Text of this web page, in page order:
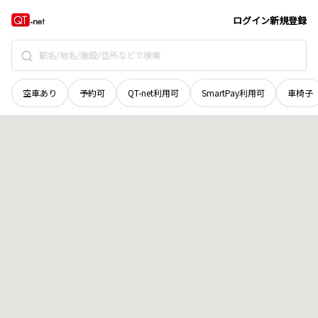
ログイン新規登録
空車あり 予約可 QT-net利用可 SmartPay利用可 車椅子
和歌山県